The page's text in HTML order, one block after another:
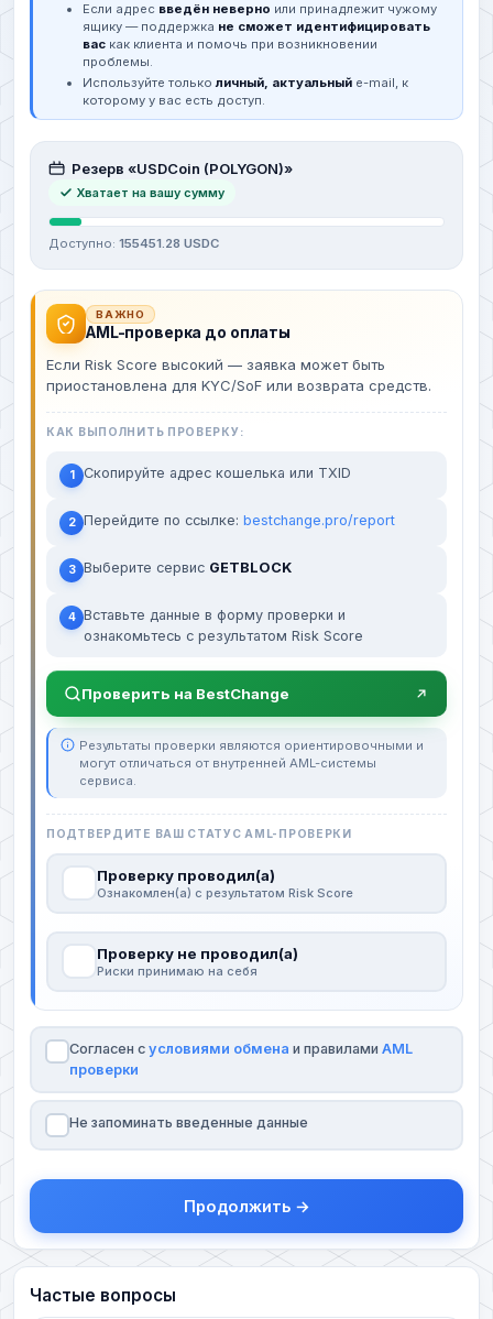
Если адрес введён неверно или принадлежит чужому
ящику — поддержка не сможет идентифицировать
вас как клиента и помочь при возникновении
проблемы.
Используйте тольколичный, актуальный e-mail, к
которому у вас есть доступ.
Резерв «USDCoin (POLYGON)»
Хватает на вашу сумму
Доступно: 155451.28 USDC
ВАЖНО
AML-проверка до оплаты
Если Risk Score высокий — заявка может быть
приостановлена для KYC/SoF или возврата средств.
КАК ВЫПОЛНИТЬ ПРОВЕРКУ:
1 Скопируйте адрес кошелька или TXID
2 Перейдите по ссылке: bestchange.pro/report
3 Выберите сервис GETBLOCK
4 Вставьте данные в форму проверки и
ознакомьтесь с результатом Risk Score
Проверить на BestChange
Результаты проверки являются ориентировочными и
могут отличаться от внутренней AML-системы
сервиса.
ПОДТВЕРДИТЕ ВАШ СТАТУС AML-ПРОВЕРКИ
Проверку проводил(а)
Ознакомлен(а) с результатом Risk Score
Проверку не проводил(а)
Риски принимаю на себя
Согласен с условиями обмена и правилами AML
проверки
Не запоминать введенные данные
Продолжить →
Частые вопросы